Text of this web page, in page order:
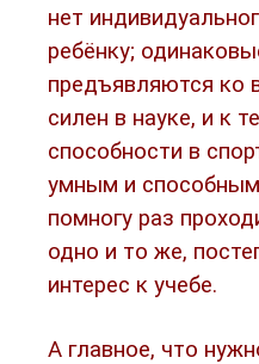
нет
ребёнку;
предъявляются ко
силен в науке, и к
способности в
умным и
помногу раз
одно и то же,
интерес к учебе.
А главное, что